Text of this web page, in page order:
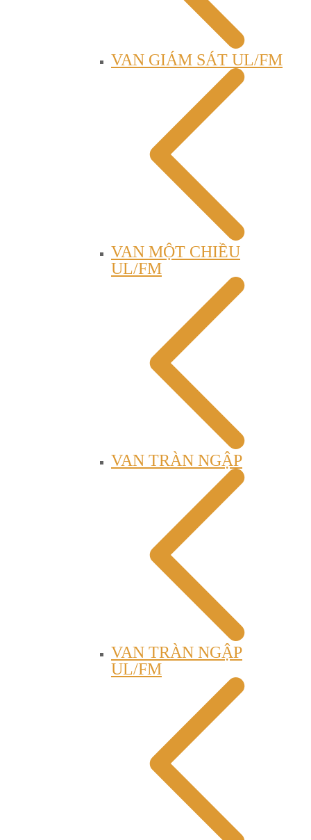
VAN GIÁM SÁT UL/FM
VAN MỘT CHIỀU
UL/FM
VAN TRÀN NGẬP
VAN TRÀN NGẬP
UL/FM